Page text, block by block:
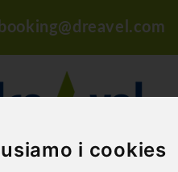
i cookies
booking@dreavel.com